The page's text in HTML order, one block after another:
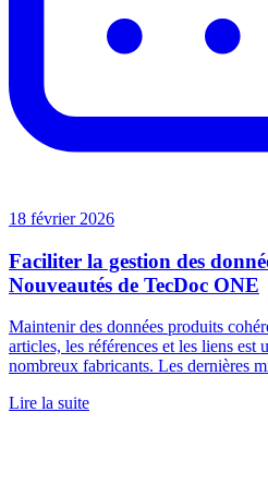
18 février 2026
Faciliter la gestion des
Nouveautés de TecDoc ONE
Maintenir des données produits
articles, les références et les liens
nombreux fabricants. Les dernières
Lire la suite